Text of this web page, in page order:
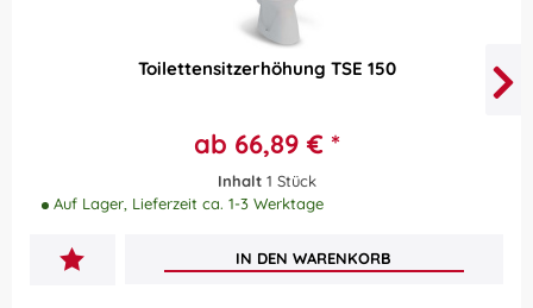
Toilettensitzerhöhung TSE 150
ab 66,89 € *
Inhalt 1 Stück
Auf Lager, Lieferzeit ca. 1-3 Werktage
IN DEN WARENKORB